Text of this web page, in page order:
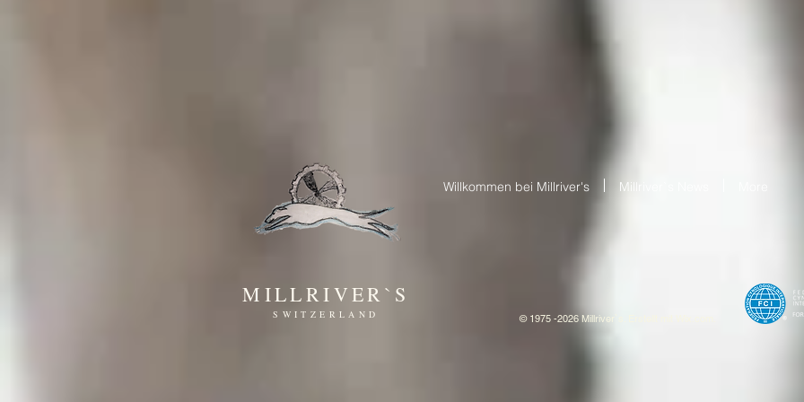
MILLRIVER`S
SWITZERLAND
Willkommen bei Millriver's Millriver`s News
© 1975 -2026 Millriver`s. Erstellt mit